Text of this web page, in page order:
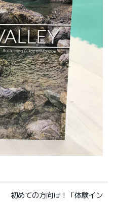
初めての方向け！「体験イン